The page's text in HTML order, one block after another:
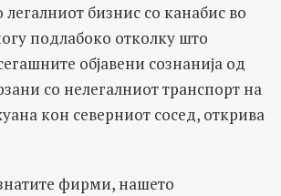
легалниот бизнис со канабис во
подлабоко отколку што
објавени сознанија од
со нелегалниот транспорт на
кон северниот сосед, открива
фирми, нашето